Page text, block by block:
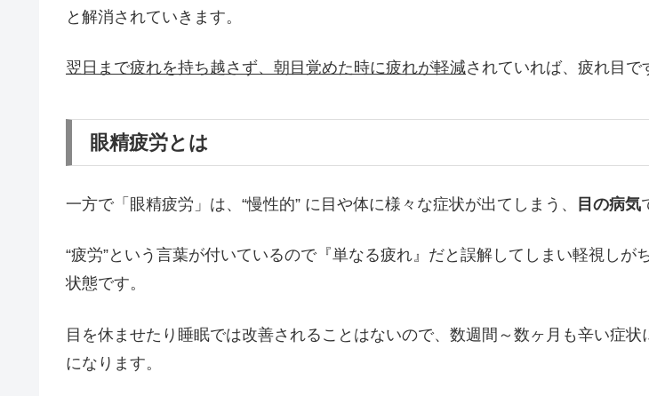
と解消されていきます。
翌日まで疲れを持ち越さず、朝目覚めた時に疲れが軽減されていれば、疲れ目で
眼精疲労とは
一方で「眼精疲労」は、“慢性的” に目や体に様々な症状が出てしまう、 目の病気
“疲労”という言葉が付いているので『単なる疲れ』だと誤解してしまい軽視しが
状態です。
目を休ませたり睡眠では改善されることはないので、数週間～数ヶ月も辛い症状
になります。